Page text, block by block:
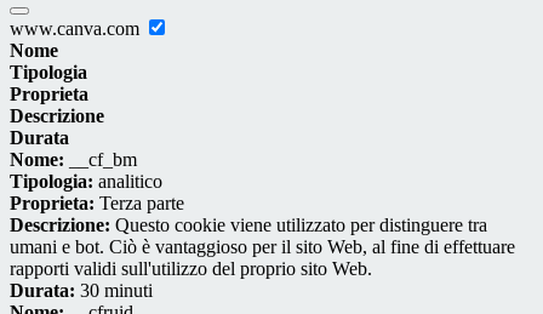
www.canva.com
Nome
Tipologia
Proprieta
Descrizione
Durata
Nome: __cf_bm
Tipologia: analitico
Proprieta: Terza parte
Descrizione: Questo cookie viene utilizzato per distinguere tra
umani e bot. Ciò è vantaggioso per il sito Web, al fine di effettuare
rapporti validi sull'utilizzo del proprio sito Web.
Durata: 30 minuti